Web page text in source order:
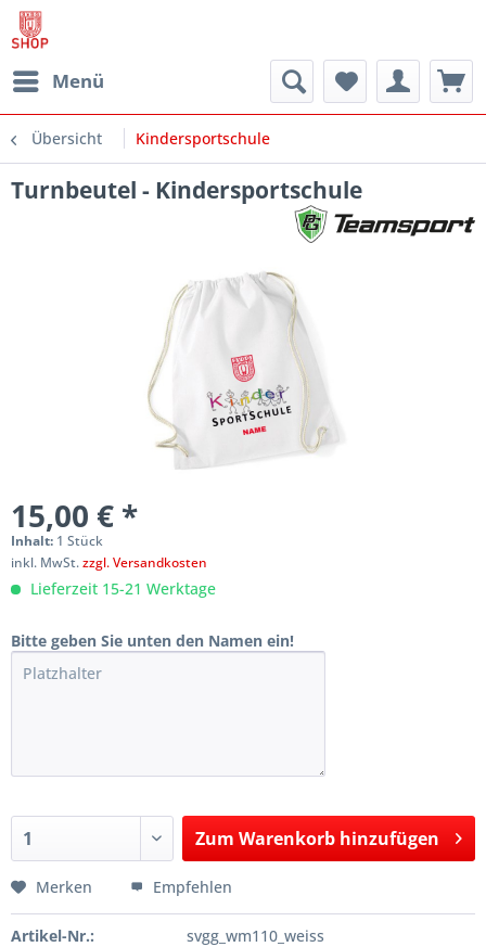
Menü
Übersicht Kindersportschule
Turnbeutel - Kindersportschule
15,00 € *
Inhalt: 1 Stück
inkl. MwSt.zzgl. Versandkosten
Lieferzeit 15-21 Werktage
Bitte geben Sie unten den Namen ein!
Zum Warenkorb hinzufügen
Merken Empfehlen
Artikel-Nr.: svgg_wm110_weiss